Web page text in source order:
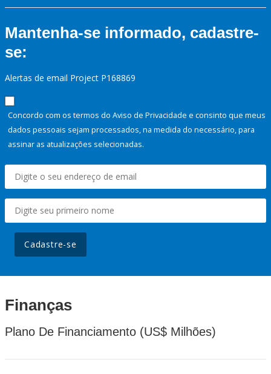
Mantenha-se informado, cadastre-
se:
Alertas de email Project P168869
Concordo com os termos do Aviso de Privacidade e consinto que meus
dados pessoais sejam processados, na medida do necessário, para
assinar as atualizações selecionadas.
Cadastre-se
Finanças
Plano De Financiamento (US$ Milhões)